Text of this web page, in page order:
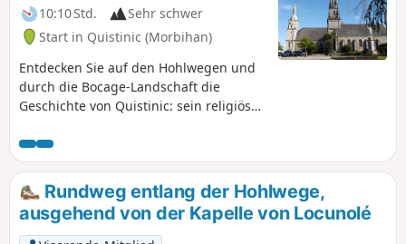
10:10 Std.
Sehr schwer
Start in Quistinic (Morbihan)
Entdecken Sie auf den Hohlwegen und
durch die Bocage-Landschaft die
Geschichte von Quistinic: sein religiöses
und seine Schleusen. Tauchen Sie ein in
das Herz der Wälder und Heideflächen,
überblicken Sie das Blavet-Tal, wandern
Sie entlang der Bäche und lassen Sie
sich von der Schönheit der
Landschaften verzaubern. Eine Route,
Rundweg entlang der Hohlwege,
ausgehend von der Kapelle von Locunolé